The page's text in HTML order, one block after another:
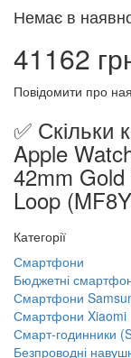
Немає в
41162
Повідомити про
✅ Скільки
Apple
42mm
Loop
Категорії
Смартфони
Бюджетні
Смартфони
Смартфони Xiaomi
Смарт-годинники
Безпроводні